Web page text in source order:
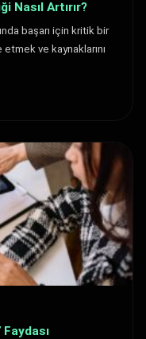
Nasıl Artırır?
başarı için kritik bir
ve kaynaklarını
Faydası